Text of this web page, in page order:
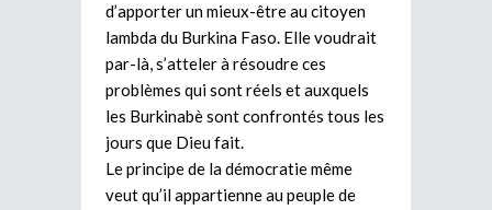
d’apporter un mieux-être au citoyen
lambda du Burkina Faso. Elle voudrait
par-là, s’atteler à résoudre ces
problèmes qui sont réels et auxquels
les Burkinabè sont confrontés tous les
jours que Dieu fait.
Le principe de la démocratie même
veut qu’il appartienne au peuple de